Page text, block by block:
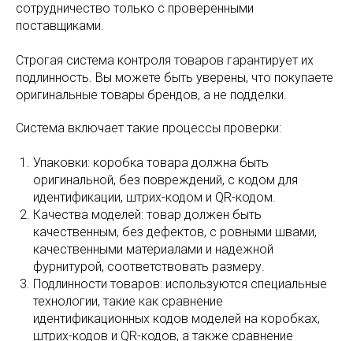
сотрудничество только с проверенными
поставщиками.
Строгая система контроля товаров гарантирует их
подлинность. Вы можете быть уверены, что покупаете
оригинальные товары брендов, а не подделки.
Система включает такие процессы проверки:
Упаковки: коробка товара должна быть
оригинальной, без повреждений, с кодом для
идентификации, штрих-кодом и QR-кодом.
Качества моделей: товар должен быть
качественным, без дефектов, с ровными швами,
качественными материалами и надежной
фурнитурой, соответствовать размеру.
Подлинности товаров: используются специальные
технологии, такие как сравнение
идентификационных кодов моделей на коробках,
штрих-кодов и QR-кодов, а также сравнение